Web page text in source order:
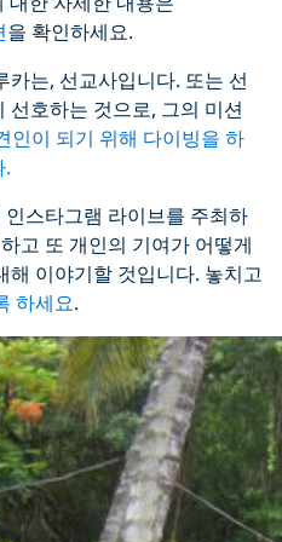
을 확인하세요.
는, 선교사입니다. 또는 선
선호하는 것으로, 그의 미션
인이 되기 위해 다이빙을 하
.
스타그램 라이브를 주최하
고 또 개인의 기여가 어떻게
해 이야기할 것입니다. 놓치고
하세요.